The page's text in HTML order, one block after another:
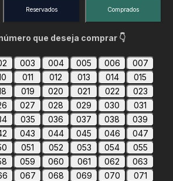
Reservados Comprados
que deseja comprar 👇
003 004 005 006
007
011 012 013 014
015
019 020 021 022
023
027 028 029 030
031
035 036 037 038
039
043 044 045 046
047
051 052 053 054
055
059 060 061 062
063
067 068 069 070
071